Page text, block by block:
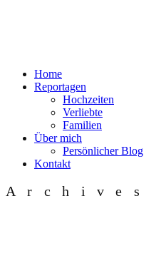
Home
Reportagen
Hochzeiten
Verliebte
Familien
Über mich
Persönlicher Blog
Kontakt
Archives